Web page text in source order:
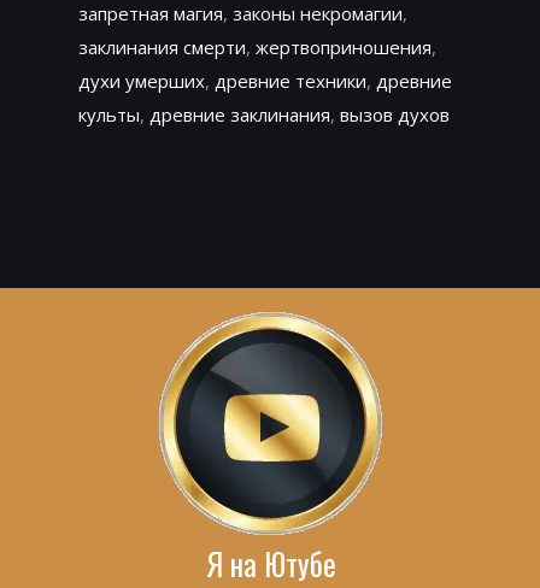
запретная магия, законы некромагии,
заклинания смерти, жертвоприношения,
духи умерших, древние техники, древние
культы, древние заклинания, вызов духов
Я на Ютубе